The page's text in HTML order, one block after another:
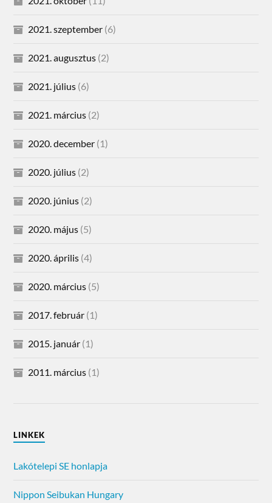
2021. szeptember (6)
2021. augusztus (2)
2021. július (6)
2021. március (2)
2020. december (1)
2020. július (2)
2020. június (2)
2020. május (5)
2020. április (4)
2020. március (5)
2017. február (1)
2015. január (1)
2011. március (1)
LINKEK
Lakótelepi SE honlapja
Nippon Seibukan Hungary